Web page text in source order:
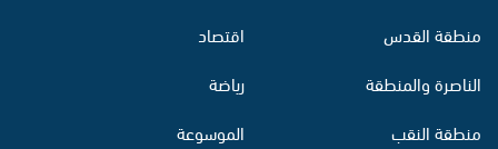
منطقة القدس
الناصرة والمنطقة
منطقة النقب
اقتصاد
رياضة
الموسوعة